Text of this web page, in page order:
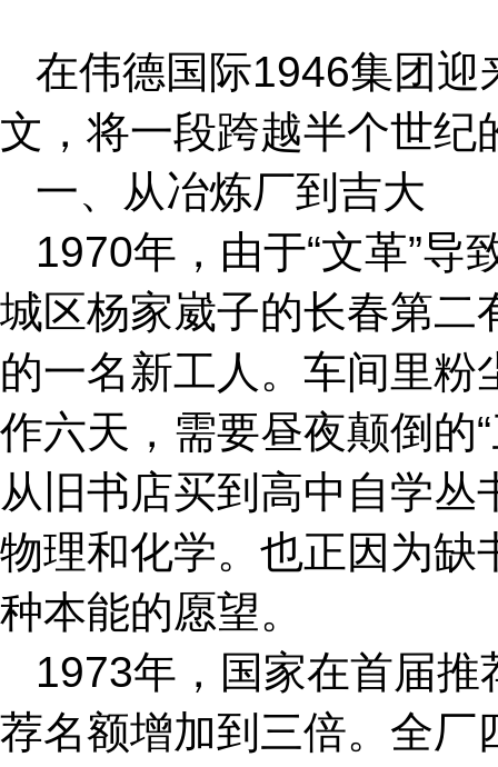
在伟德国际1946集团
文，将一段跨越半个世纪
一、从冶炼厂到吉大
1970年，由于“文革”
城区杨家崴子的长春第二
的一名新工人。车间里
作六天，需要昼夜颠倒的
从旧书店买到高中自学
物理和化学。也正因为缺
种本能的愿望。
1973年，国家在首届推
荐名额增加到三倍。全厂